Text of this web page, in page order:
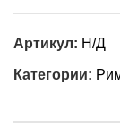
Артикул: Н/Д
Категории: